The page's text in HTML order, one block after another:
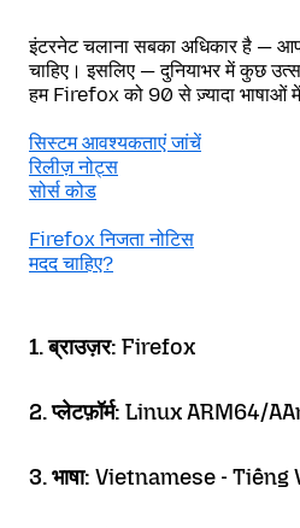
इंटरनेट चलाना सबका अधिकार है —
चाहिए। इसलिए — दुनियाभर में कुछ
हम Firefox को 90 से ज़्यादा भाषाओं
सिस्टम आवश्यकताएं जांचें
रिलीज़ नोट्स
सोर्स कोड
Firefox निजता नोटिस
मदद चाहिए?
1. ब्राउज़र: Firefox
2. प्लेटफ़ॉर्म: Linux ARM64/
3. भाषा: Vietnamese - Tiếng